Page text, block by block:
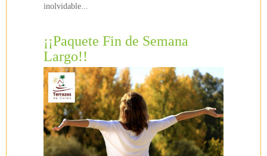
inolvidable...
¡¡Paquete Fin de Semana
Largo!!